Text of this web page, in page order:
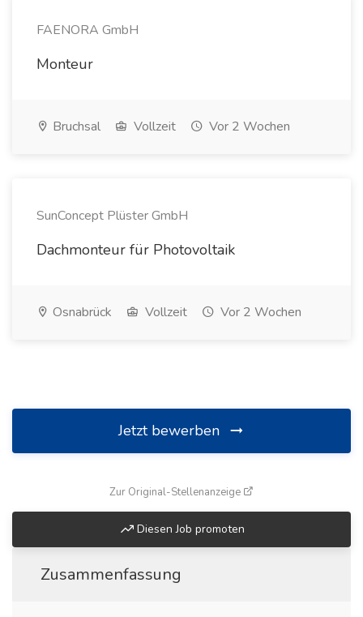
FAENORA GmbH
Monteur
Bruchsal Vollzeit Vor 2 Wochen
SunConcept Plüster GmbH
Dachmonteur für Photovoltaik
Osnabrück Vollzeit Vor 2 Wochen
Jetzt bewerben
Zur Original-Stellenanzeige
Diesen Job promoten
Zusammenfassung